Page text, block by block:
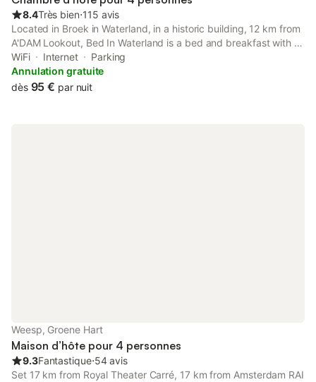
8.4Très bien⋅115 avis
Located in Broek in Waterland, in a historic building, 12 km from
A'DAM Lookout, Bed In Waterland is a bed and breakfast with a
garden and barbecue facilities. With inner courtyard views, this
accommodation features a patio.
WiFi Internet
Parking
Annulation gratuite
dès 95 € par nuit
Weesp, Groene Hart
Maison d’hôte pour 4 personnes
9.3Fantastique⋅54 avis
Set 17 km from Royal Theater Carré, 17 km from Amsterdam RAI